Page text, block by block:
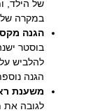
של הילד,
במקרה של
הגנה
בוסטר
להלביש
הגנה
משענת